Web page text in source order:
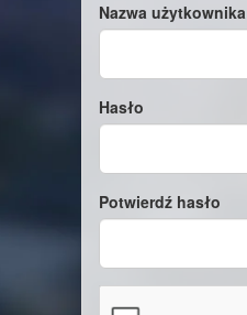
Nazwa użytkownika
Hasło
Potwierdź hasło